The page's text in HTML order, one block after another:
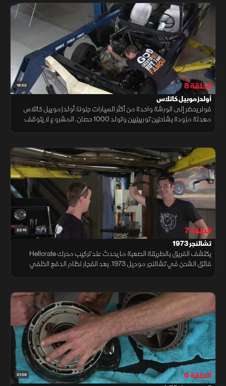
19:52 الحلقة 8
أولدزموبيل كاتلاس
فولر يحضر إلى الورشة واحدة من أكثر السيارات جنونا: أولدزموبيل كاتلاس
معدلة مزودة بشاحنين توربينيين وتولد 1000 حصان. المشروع لا يتوقف
22:15 الحلقة 7
تشالنجر 1973
يكتشف الفريق بالطريقة الصعبة ما يحدث عند تركيب محرك Hellcrate
فائق الشحن في تشالنجر موديل 1973. بعد انفجار نظام الدفع الخلفي
21:58 الحلقة 6